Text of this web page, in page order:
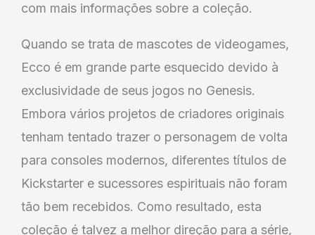
com mais informações sobre a coleção.
Quando se trata de mascotes de videogames,
Ecco é em grande parte esquecido devido à
exclusividade de seus jogos no Genesis.
Embora vários projetos de criadores originais
tenham tentado trazer o personagem de volta
para consoles modernos, diferentes títulos de
Kickstarter e sucessores espirituais não foram
tão bem recebidos. Como resultado, esta
coleção é talvez a melhor direção para a série,